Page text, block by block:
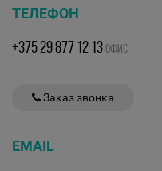
ТЕЛЕФОН
+375 29 877 12 13 ОФИС
Заказ звонка
EMAIL